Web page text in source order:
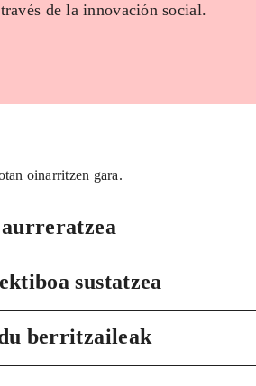
de la innovación social.
oinarritzen gara.
sustatzea
berritzaileak